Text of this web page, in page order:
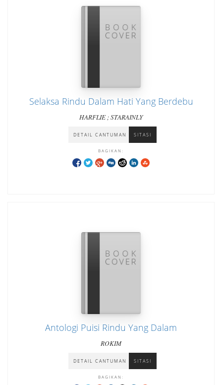
Selaksa Rindu Dalam Hati Yang Berdebu
HARFLIE ; STARAINLY
DETAIL CANTUMAN SITASI
BAGIKAN:
Antologi Puisi Rindu Yang Dalam
ROKIM
DETAIL CANTUMAN SITASI
BAGIKAN: